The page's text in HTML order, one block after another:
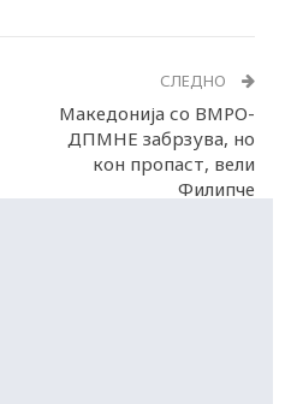
СЛЕДНО
Македонија со ВМРО-
ДПМНЕ забрзува, но
кон пропаст, вели
Филипче